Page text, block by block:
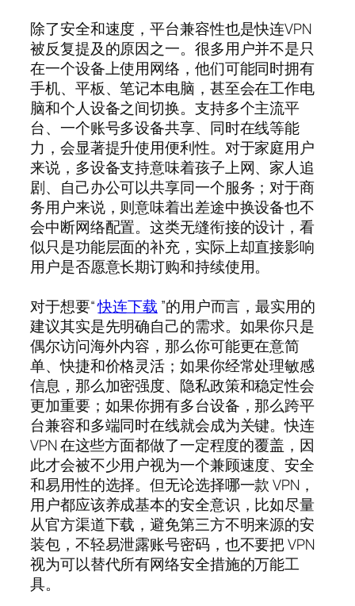
除了安全和速度，平台兼容性也是快连VPN
被反复提及的原因之一。很多用户并不是只
在一个设备上使用网络，他们可能同时拥有
手机、平板、笔记本电脑，甚至会在工作电
脑和个人设备之间切换。支持多个主流平
台、一个账号多设备共享、同时在线等能
力，会显著提升使用便利性。对于家庭用户
来说，多设备支持意味着孩子上网、家人追
剧、自己办公可以共享同一个服务；对于商
务用户来说，则意味着出差途中换设备也不
会中断网络配置。这类无缝衔接的设计，看
似只是功能层面的补充，实际上却直接影响
用户是否愿意长期订购和持续使用。
对于想要“快连下载 ”的用户而言，最实用的
建议其实是先明确自己的需求。如果你只是
偶尔访问海外内容，那么你可能更在意简
单、快捷和价格灵活；如果你经常处理敏感
信息，那么加密强度、隐私政策和稳定性会
更加重要；如果你拥有多台设备，那么跨平
台兼容和多端同时在线就会成为关键。快连
VPN 在这些方面都做了一定程度的覆盖，因
此才会被不少用户视为一个兼顾速度、安全
和易用性的选择。但无论选择哪一款 VPN，
用户都应该养成基本的安全意识，比如尽量
从官方渠道下载，避免第三方不明来源的安
装包，不轻易泄露账号密码，也不要把 VPN
视为可以替代所有网络安全措施的万能工
具。